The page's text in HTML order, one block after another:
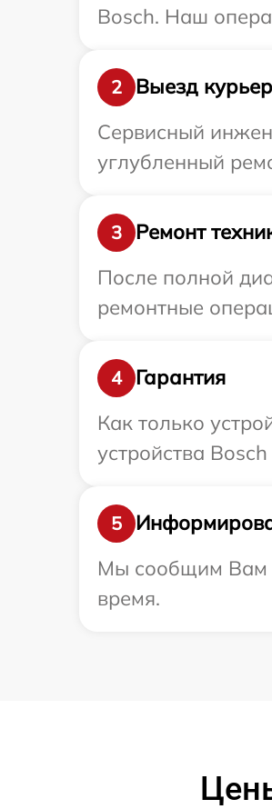
Bosch. Наш
2
Выезд
Сервисный
углубленный
3
Ремонт
После полной
ремонтные
4
Гарантия
Как только
устройства
5
Мы сообщим Вам
время.